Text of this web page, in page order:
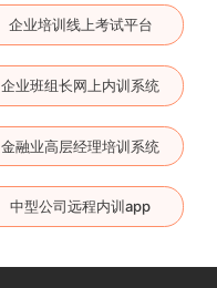
企业培训线上考试平台
企业班组长网上内训系统
金融业高层经理培训系统
中型公司远程内训app